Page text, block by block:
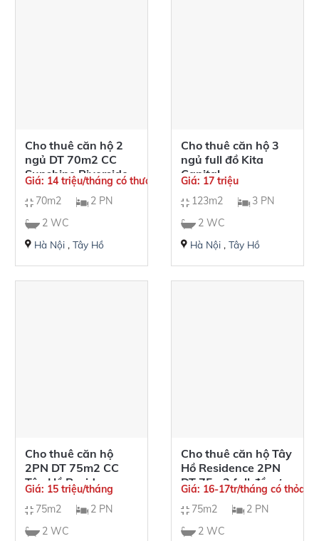
Cho thuê căn hộ 2
ngủ DT 70m2 CC
Sunshine Riverside,
giá 14tr/tháng
Giá: 14 triệu/tháng có thương lượng
70m2
2 PN
2 WC
Hà Nội ,Tây Hồ
Cho thuê căn hộ 3
ngủ full đồ Kita
Capital
Giá: 17 triệu
123m2
3 PN
2 WC
Hà Nội ,Tây Hồ
Cho thuê căn hộ
2PN DT 75m2 CC
Tây Hồ Residence
full đồ view siêu đẹp
Giá: 15 triệu/tháng
75m2
2 PN
2 WC
Cho thuê căn hộ Tây
Hồ Residence 2PN
DT 75m2 full đồ cơ
bản
Giá: 16-17tr/tháng có thỏa
75m2
2 PN
2 WC